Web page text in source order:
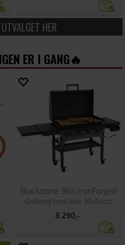
HER
ER I GANG🔥
Blackstone 36in IronForged
Grillbord med lokk 90x54cm
8 290,-